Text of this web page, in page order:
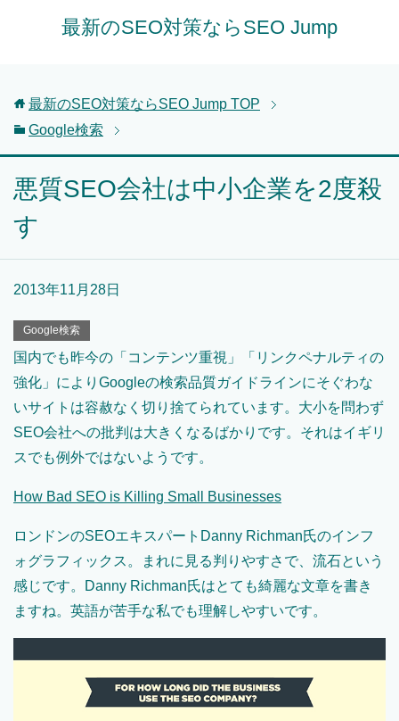
最新のSEO対策ならSEO Jump
最新のSEO対策ならSEO Jump TOP
Google検索
悪質SEO会社は中小企業を2度殺
す
2013年11月28日
Google検索
国内でも昨今の「コンテンツ重視」「リンクペナルティの
強化」によりGoogleの検索品質ガイドラインにそぐわな
いサイトは容赦なく切り捨てられています。大小を問わず
SEO会社への批判は大きくなるばかりです。それはイギリ
スでも例外ではないようです。
How Bad SEO is Killing Small Businesses
ロンドンのSEOエキスパートDanny Richman氏のインフ
ォグラフィックス。まれに見る判りやすさで、流石という
感じです。Danny Richman氏はとても綺麗な文章を書き
ますね。英語が苦手な私でも理解しやすいです。